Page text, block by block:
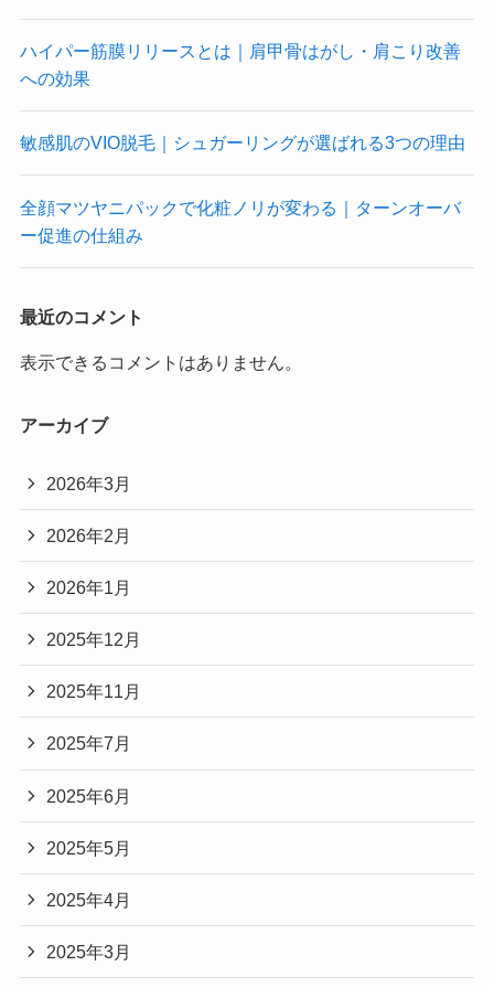
ハイパー筋膜リリースとは｜肩甲骨はがし・肩こり改善
への効果
敏感肌のVIO脱毛｜シュガーリングが選ばれる3つの理由
全顔マツヤニパックで化粧ノリが変わる｜ターンオーバ
ー促進の仕組み
最近のコメント
表示できるコメントはありません。
アーカイブ
2026年3月
2026年2月
2026年1月
2025年12月
2025年11月
2025年7月
2025年6月
2025年5月
2025年4月
2025年3月